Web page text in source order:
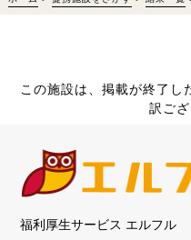
この施設は、掲載が終了し
訳ござ
福利厚生サービス エルフル